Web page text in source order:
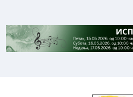
to
content